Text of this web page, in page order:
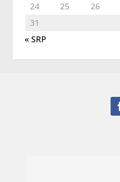
24
25 26
31
« SRP